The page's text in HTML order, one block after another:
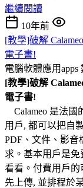
繼續閱讀
10年前
[教學]破解
電子書!
電腦軟體應用apps
[教學]破解
電子書!
Calameo 是法國
用戶, 都可以把自
PDF、文件、影音
求。基本用戶是免
看看。付費用戶
先上傳, 並排程於